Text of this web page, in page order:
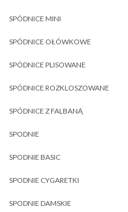
SPÓDNICE MINI
SPÓDNICE OŁÓWKOWE
SPÓDNICE PLISOWANE
SPÓDNICE ROZKLOSZOWANE
SPÓDNICE Z FALBANĄ
SPODNIE
SPODNIE BASIC
SPODNIE CYGARETKI
SPODNIE DAMSKIE